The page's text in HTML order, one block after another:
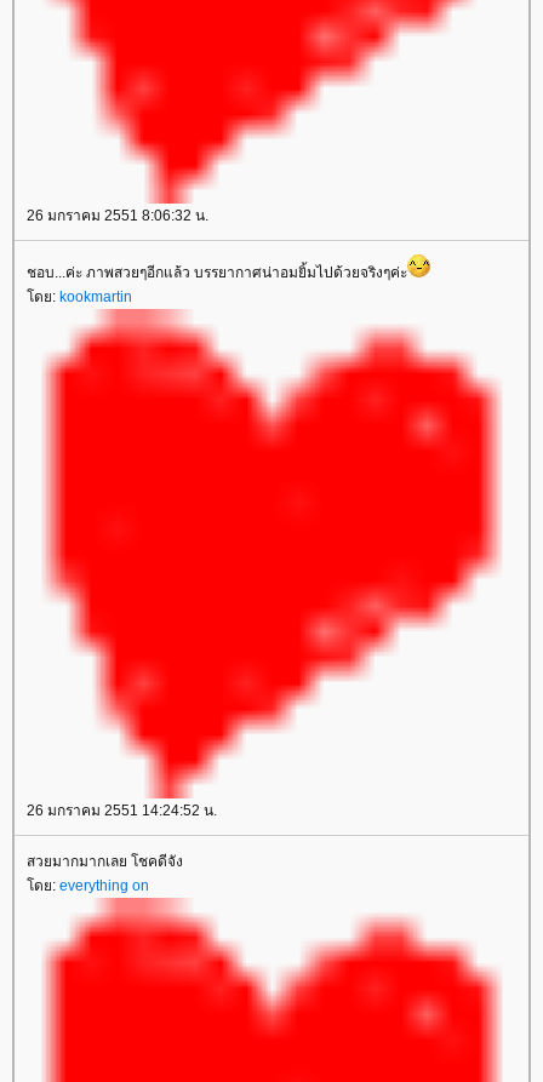
26 มกราคม 2551 8:06:32 น.
ชอบ...ค่ะ ภาพสวยๆอีกแล้ว บรรยากาศน่าอมยิ้มไปด้วยจริงๆค่ะ
ดย: kookmartin
26 มกราคม 2551 14:24:52 น.
สวยมากมากเลย โชคดีจัง
ดย: everything on